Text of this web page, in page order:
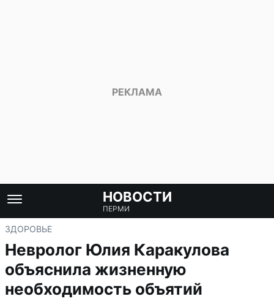
НОВОСТИ
ПЕРМИ
ЗДОРОВЬЕ
Невролог Юлия Каракулова
объяснила жизненную
необходимость объятий